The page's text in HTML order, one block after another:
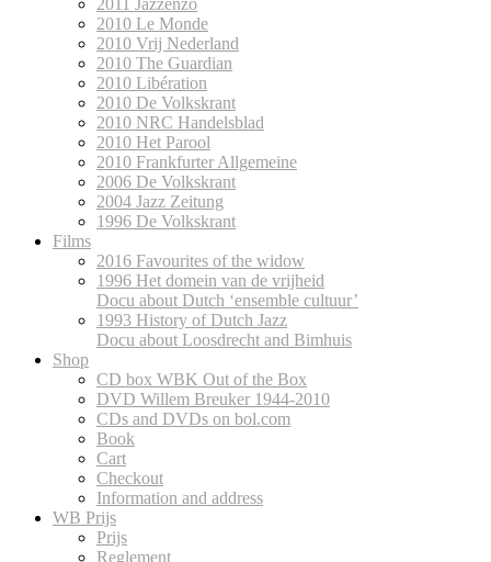
2010 Le Monde
2010 Vrij Nederland
2010 The Guardian
2010 Libération
2010 De Volkskrant
2010 NRC Handelsblad
2010 Het Parool
2010 Frankfurter Allgemeine
2006 De Volkskrant
2004 Jazz Zeitung
1996 De Volkskrant
Films
2016 Favourites of the widow
1996 Het domein van de vrijheid
Docu about Dutch ‘ensemble cultuur’
1993 History of Dutch Jazz
Docu about Loosdrecht and Bimhuis
Shop
CD box WBK Out of the Box
DVD Willem Breuker 1944-2010
CDs and DVDs on bol.com
Book
Cart
Checkout
Information and address
WB Prijs
Prijs
Reglement